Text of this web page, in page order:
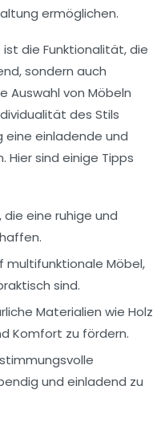
ermöglichen.
ist die Funktionalität, die
sondern auch
Auswahl von Möbeln
des Stils
einladende und
Hier sind einige Tipps
die eine ruhige und
multifunktionale Möbel,
sind.
Materialien wie Holz
Komfort zu fördern.
und einladend zu